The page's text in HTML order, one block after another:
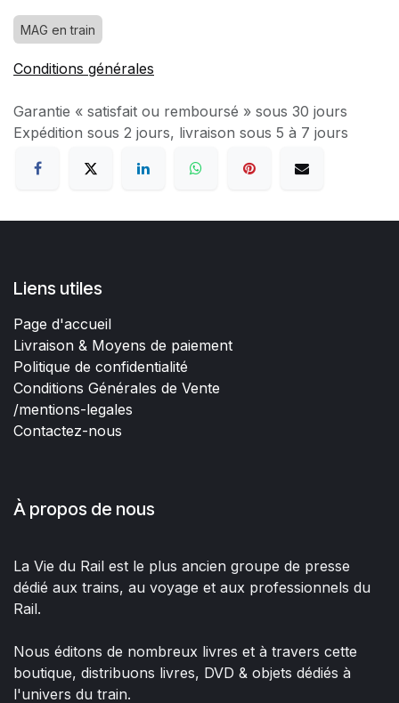
MAG en train
Conditions générales
Garantie « satisfait ou remboursé » sous 30 jours
Expédition sous 2 jours, livraison sous 5 à 7 jours
Liens utiles
Page d'accueil
Livraison & Moyens de paiement
Politique de confidentialité
Conditions Générales de Vente
/mentions-legales
Contactez-nous
À propos de nous
La Vie du Rail est le plus ancien groupe de presse
dédié aux trains, au voyage et aux professionnels du
Rail.
Nous éditons de nombreux livres et à travers cette
boutique, distribuons livres, DVD & objets dédiés à
l'univers du train.